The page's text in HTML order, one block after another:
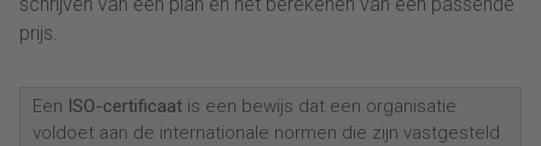
prijs.
Een ISO-certificaat is een bewijs dat een organisatie
voldoet aan de internationale normen die zijn vastgesteld